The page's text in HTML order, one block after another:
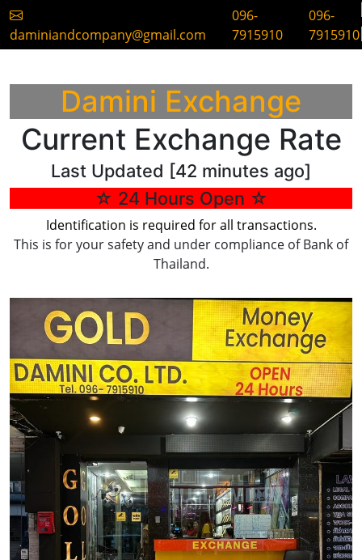
daminiandcompany@gmail.com
096-
7915910
096-
7915910
Damini Exchange
Current Exchange Rate
Last Updated [42 minutes ago]
☆ 24 Hours Open ☆
Identification is required for all transactions.
This is for your safety and under compliance of Bank of
Thailand.